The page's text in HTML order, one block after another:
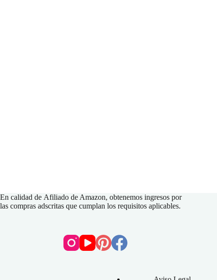
En calidad de Afiliado de Amazon, obtenemos ingresos por
las compras adscritas que cumplan los requisitos aplicables.